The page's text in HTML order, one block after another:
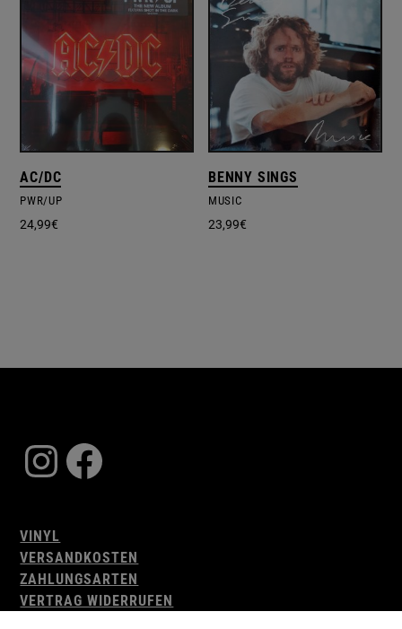
AC/DC
PWR/UP
24,99€
BENNY SINGS
MUSIC
23,99€
Instagram
Facebook
VINYL
VERSANDKOSTEN
ZAHLUNGSARTEN
VERTRAG WIDERRUFEN